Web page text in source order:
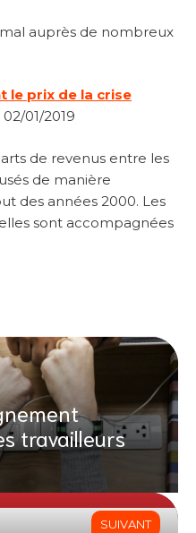
auprès de nombreux
le prix de la crise
01/2019
de revenus entre les
de manière
des années 2000. Les
sont accompagnées
travailleurs
SUIVANT